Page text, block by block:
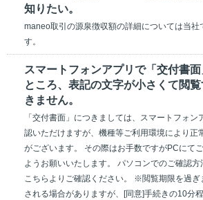
知りたい。
maneo取引の源泉徴収額の詳細については当社
す。
スマートフォンアプリで「交付書
ところ、表記の文字が小さくて閲
きません。
「交付書面」につきましては、スマートフォン
認いただけますが、機種等ご利用環境により正
がございます。 その際はお手数ですがPCにて
ようお願いいたします。 パソコンでのご確認方
こちらよりご確認ください。 ※閲覧期限を過ぎ
される場合がありますが、[同意]手続きの10分